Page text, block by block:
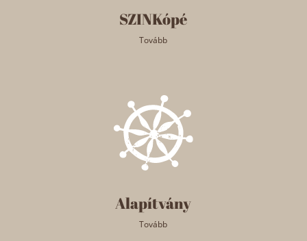
SZINKópé
Tovább
Alapítvány
Tovább